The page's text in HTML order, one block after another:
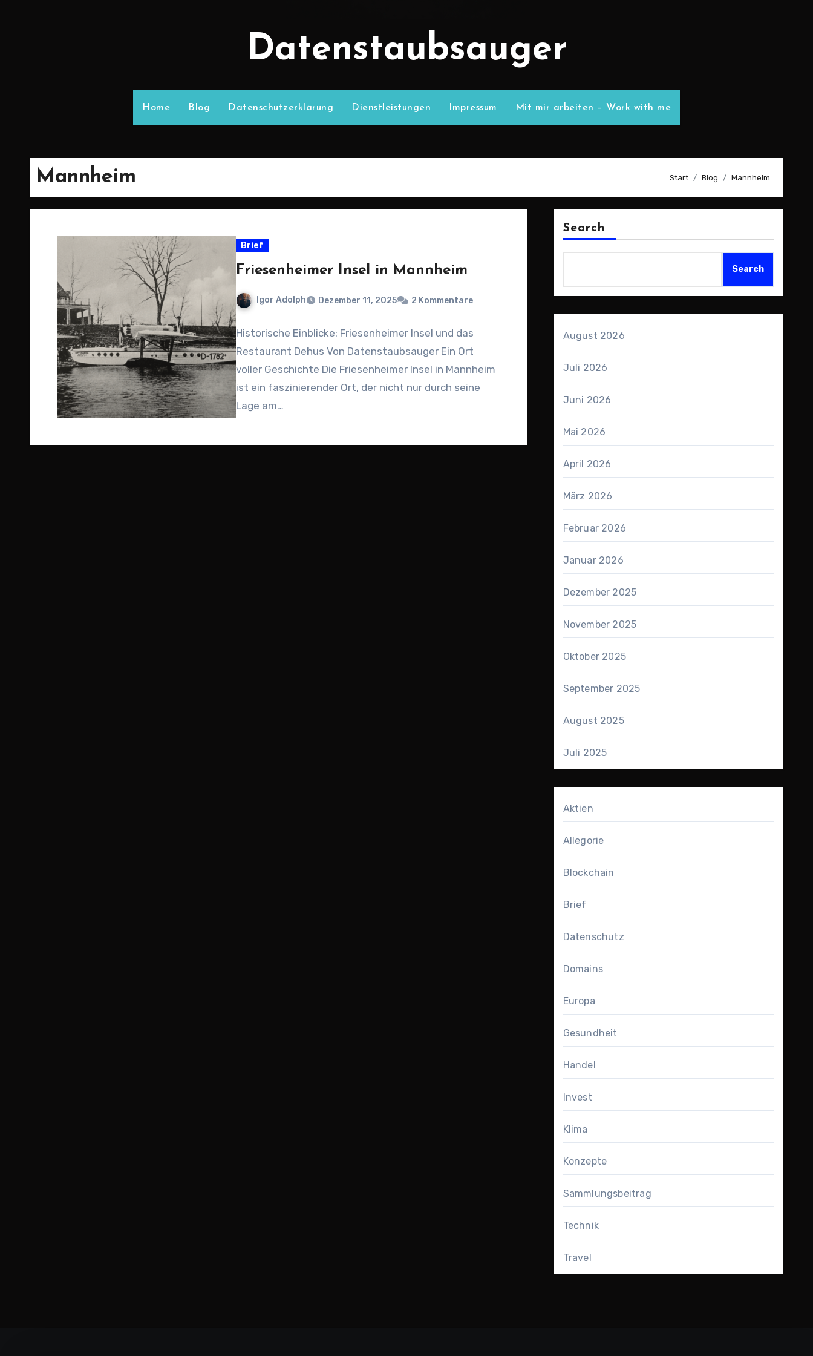
Datenstaubsauger
Home Blog Datenschutzerklärung Dienstleistungen Impressum Mit mir arbeiten – Work with me
Mannheim Start Blog Mannheim
Brief
Friesenheimer Insel in Mannheim
Igor Adolph Dezember 11, 2025 2 Kommentare
Historische Einblicke: Friesenheimer Insel und das
Restaurant Dehus Von Datenstaubsauger Ein Ort
voller Geschichte Die Friesenheimer Insel in Mannheim
ist ein faszinierender Ort, der nicht nur durch seine
Lage am…
Search
Search
August 2026
Juli 2026
Juni 2026
Mai 2026
April 2026
März 2026
Februar 2026
Januar 2026
Dezember 2025
November 2025
Oktober 2025
September 2025
August 2025
Juli 2025
Aktien
Allegorie
Blockchain
Brief
Datenschutz
Domains
Europa
Gesundheit
Handel
Invest
Klima
Konzepte
Sammlungsbeitrag
Technik
Travel